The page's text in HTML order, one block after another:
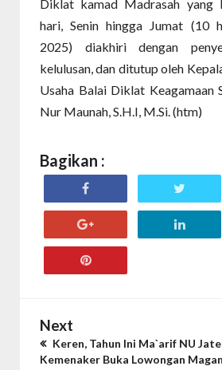
Diklat kamad Madrasah yang
hari, Senin hingga Jumat (10
2025) diakhiri dengan
kelulusan, dan ditutup oleh
Usaha Balai Diklat Keagamaan
Nur Maunah, S.H.I, M.Si. (htm)
Bagikan :
Next
Keren, Tahun Ini Ma`arif NU
Kemenaker Buka Lowongan